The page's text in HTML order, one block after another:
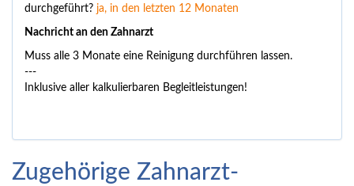
durchgeführt? ja, in den letzten 12 Monaten
Nachricht an den Zahnarzt
Muss alle 3 Monate eine Reinigung durchführen lassen.
---
Inklusive aller kalkulierbaren Begleitleistungen!
Zugehörige Zahnarzt-